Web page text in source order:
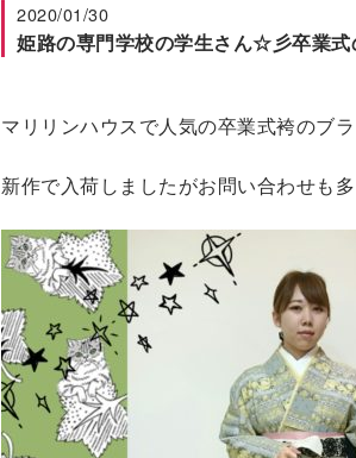
2020/01/30
姫路の専門学校の学生さん☆彡卒業
マリリンハウスで人気の卒業式袴のブ
新作で入荷しましたがお問い合わせも